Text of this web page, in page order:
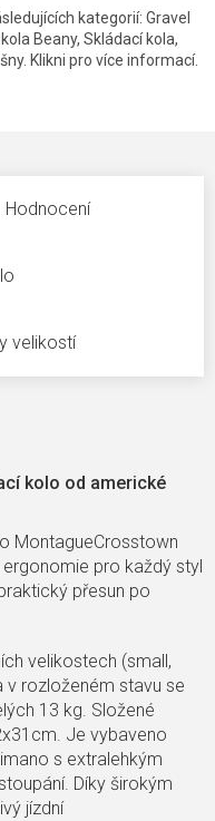
kategorií: Gravel
Beany, Skládací kola,
Klikni pro více informací.
Hodnocení
velikostí
kolo od americké
MontagueCrosstown
pro každý styl
přesun po
velikostech (small,
v rozloženém stavu se
13 kg. Složené
Je vybaveno
s extralehkým
Díky širokým
jízdní